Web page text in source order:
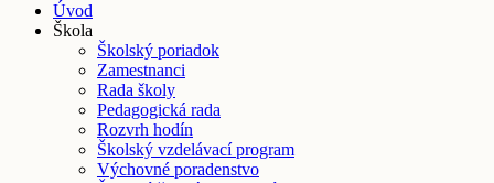
Úvod
Škola
Školský poriadok
Zamestnanci
Rada školy
Pedagogická rada
Rozvrh hodín
Školský vzdelávací program
Výchovné poradenstvo